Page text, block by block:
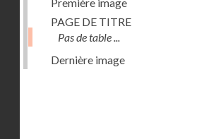
PAGE DE TITRE
Pas de table ...
Dernière image